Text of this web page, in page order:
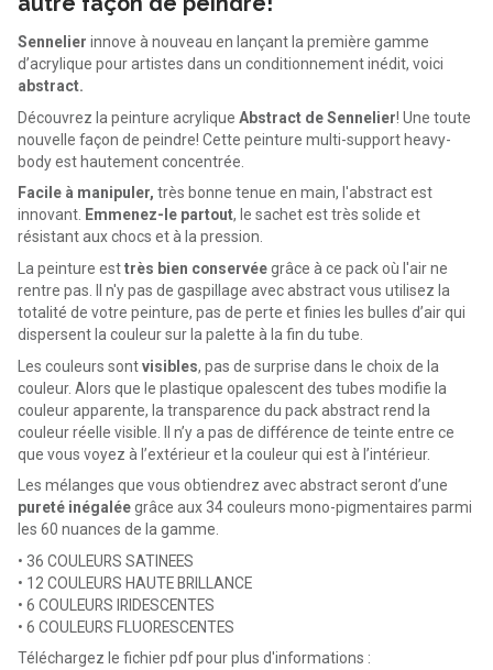
Sennelier innove à nouveau en lançant la première gamme
d’acrylique pour artistes dans un conditionnement inédit, voici
abstract.
Découvrez la peinture acrylique Abstract de Sennelier! Une toute
nouvelle façon de peindre! Cette peinture multi-support heavy-
body est hautement concentrée.
Facile à manipuler, très bonne tenue en main, l'abstract est
innovant. Emmenez-le partout, le sachet est très solide et
résistant aux chocs et à la pression.
La peinture esttrès bien conservéegrâce à ce pack où l'air ne
rentre pas. Il n'y pas de gaspillage avec abstract vous utilisez la
totalité de votre peinture, pas de perte et finies les bulles d’air qui
dispersent la couleur sur la palette à la fin du tube.
Les couleurs sontvisibles, pas de surprise dans le choix de la
couleur. Alors que le plastique opalescent des tubes modifie la
couleur apparente, la transparence du pack abstract rend la
couleur réelle visible. Il n’y a pas de différence de teinte entre ce
que vous voyez à l’extérieur et la couleur qui est à l’intérieur.
Les mélanges que vous obtiendrez avec abstract seront d’une
pureté inégaléegrâce aux 34 couleurs mono-pigmentaires parmi
les 60 nuances de la gamme.
• 36 COULEURS SATINEES
• 12 COULEURS HAUTE BRILLANCE
• 6 COULEURS IRIDESCENTES
• 6 COULEURS FLUORESCENTES
Téléchargez le fichier pdf pour plus d'informations :